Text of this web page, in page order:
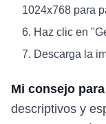
1024x768 para
Haz clic en
Descarga la
Mi consejo
descriptivos y